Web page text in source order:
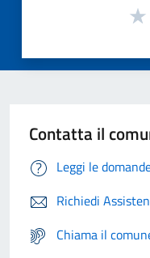
Contatta il
Leggi le
Richiedi
Chiama il